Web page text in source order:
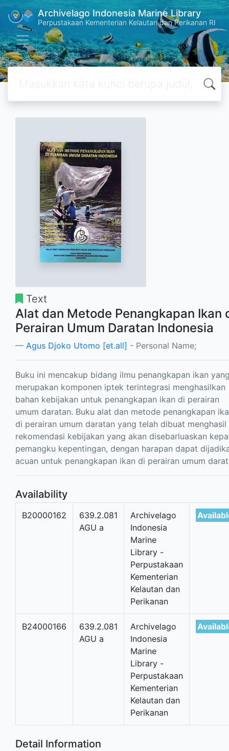
Archivelago Indonesia Marine Library
Perpustakaan Kementerian Kelautan dan Perikanan RI
Text
Alat dan Metode Penangkapan Ikan
Perairan Umum Daratan Indonesia
Agus Djoko Utomo [et.all] - Personal Name;
Buku ini mencakup bidang ilmu penangkapan ikan
merupakan komponen iptek terintegrasi menghasilkan
bahan kebijakan untuk penangkapan ikan di perairan
umum daratan. Buku alat dan metode penangkapan
di perairan umum daratan yang telah dibuat menghasil
rekomendasi kebijakan yang akan disebarluaskan
pemangku kepentingan, dengan harapan dapat
acuan untuk penangkapan ikan di perairan umum
Availability
B20000162
639.2.081
AGU a
Archivelago
Indonesia
Marine
Library -
Perpustakaan
Kementerian
Kelautan dan
Perikanan
B24000166
639.2.081
AGU a
Archivelago
Indonesia
Marine
Library -
Perpustakaan
Kementerian
Kelautan dan
Perikanan
Detail Information